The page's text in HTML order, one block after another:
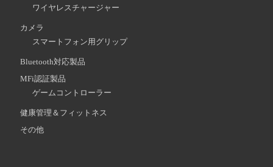
ワイヤレスチャージャー
カメラ
スマートフォン用グリップ
Bluetooth対応製品
MFi認証製品
ゲームコントローラー
健康管理＆フィットネス
その他